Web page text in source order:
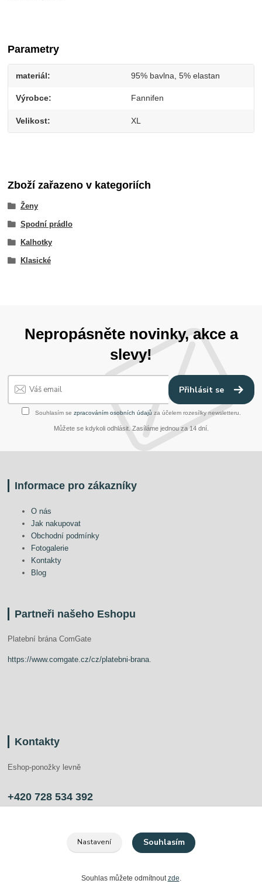
Parametry
materiál 95% bavlna, 5% elastan
Výrobce Fannifen
Velikost XL
Zboží zařazeno v kategoriích
Ženy
Spodní prádlo
Kalhotky
Klasické
Nepropásněte novinky, akce a
slevy!
Přihlásit se
Souhlasím se zpracováním osobních údajů za účelem rozesílky newsletteru.
Můžete se kdykoli odhlásit. Zasíláme jednou za 14 dní.
Informace pro zákazníky
O nás
Jak nakupovat
Obchodní podmínky
Fotogalerie
Kontakty
Blog
Partneři našeho Eshopu
Platební brána ComGate
https://www.comgate.cz/cz/platebni-brana.
Kontakty
Eshop-ponožky levně
+420 728 534 392
Nastavení Souhlasím
Souhlas můžete odmítnoutzde.